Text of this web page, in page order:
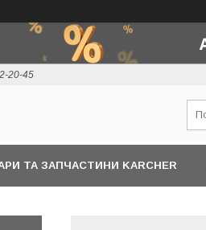
20-45
ТА ЗАПЧАСТИНИ KARCHER